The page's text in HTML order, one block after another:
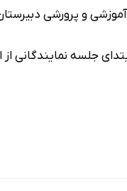
و پرورشی
جلسه نمایندگانی از